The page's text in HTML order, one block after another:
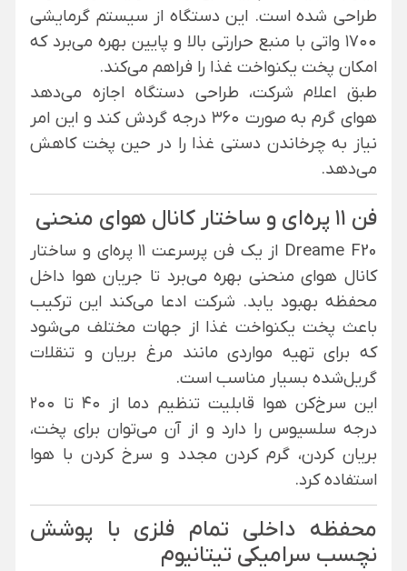
طراحی شده است. این دستگاه از سیستم گرمایشی
۱۷۰۰ واتی با منبع حرارتی بالا و پایین بهره می‌برد که
امکان پخت یکنواخت غذا را فراهم می‌کند.
طبق اعلام شرکت، طراحی دستگاه اجازه می‌دهد
هوای گرم به صورت ۳۶۰ درجه گردش کند و این امر
نیاز به چرخاندن دستی غذا را در حین پخت کاهش
می‌دهد.
فن ۱۱ پره‌ای و ساختار کانال هوای منحنی
Dreame F20 از یک فن پرسرعت ۱۱ پره‌ای و ساختار
کانال هوای منحنی بهره می‌برد تا جریان هوا داخل
محفظه بهبود یابد. شرکت ادعا می‌کند این ترکیب
باعث پخت یکنواخت غذا از جهات مختلف می‌شود
که برای تهیه مواردی مانند مرغ بریان و تنقلات
گریل‌شده بسیار مناسب است.
این سرخ‌کن هوا قابلیت تنظیم دما از ۴۰ تا ۲۰۰
درجه سلسیوس را دارد و از آن می‌توان برای پخت،
بریان کردن، گرم کردن مجدد و سرخ کردن با هوا
استفاده کرد.
محفظه داخلی تمام فلزی با پوشش
نچسب سرامیکی تیتانیوم